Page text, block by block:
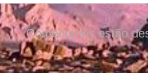
Comentários estão